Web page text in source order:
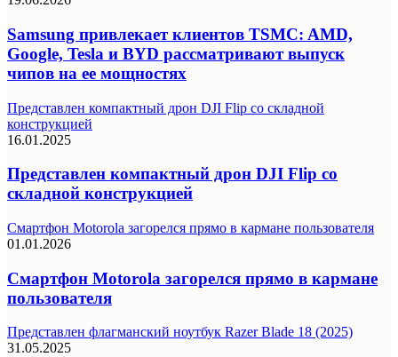
Samsung привлекает клиентов TSMC: AMD,
Google, Tesla и BYD рассматривают выпуск
чипов на ее мощностях
Представлен компактный дрон DJI Flip со складной
конструкцией
16.01.2025
Представлен компактный дрон DJI Flip со
складной конструкцией
Смартфон Motorola загорелся прямо в кармане пользователя
01.01.2026
Смартфон Motorola загорелся прямо в кармане
пользователя
Представлен флагманский ноутбук Razer Blade 18 (2025)
31.05.2025